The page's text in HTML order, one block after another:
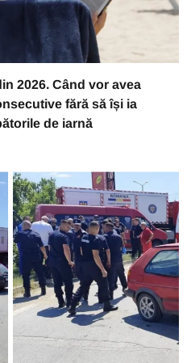
2026. Când vor avea
fără să își ia
de iarnă